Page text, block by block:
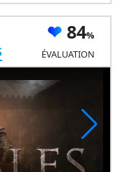
84
ÉVALUATION
Wartales